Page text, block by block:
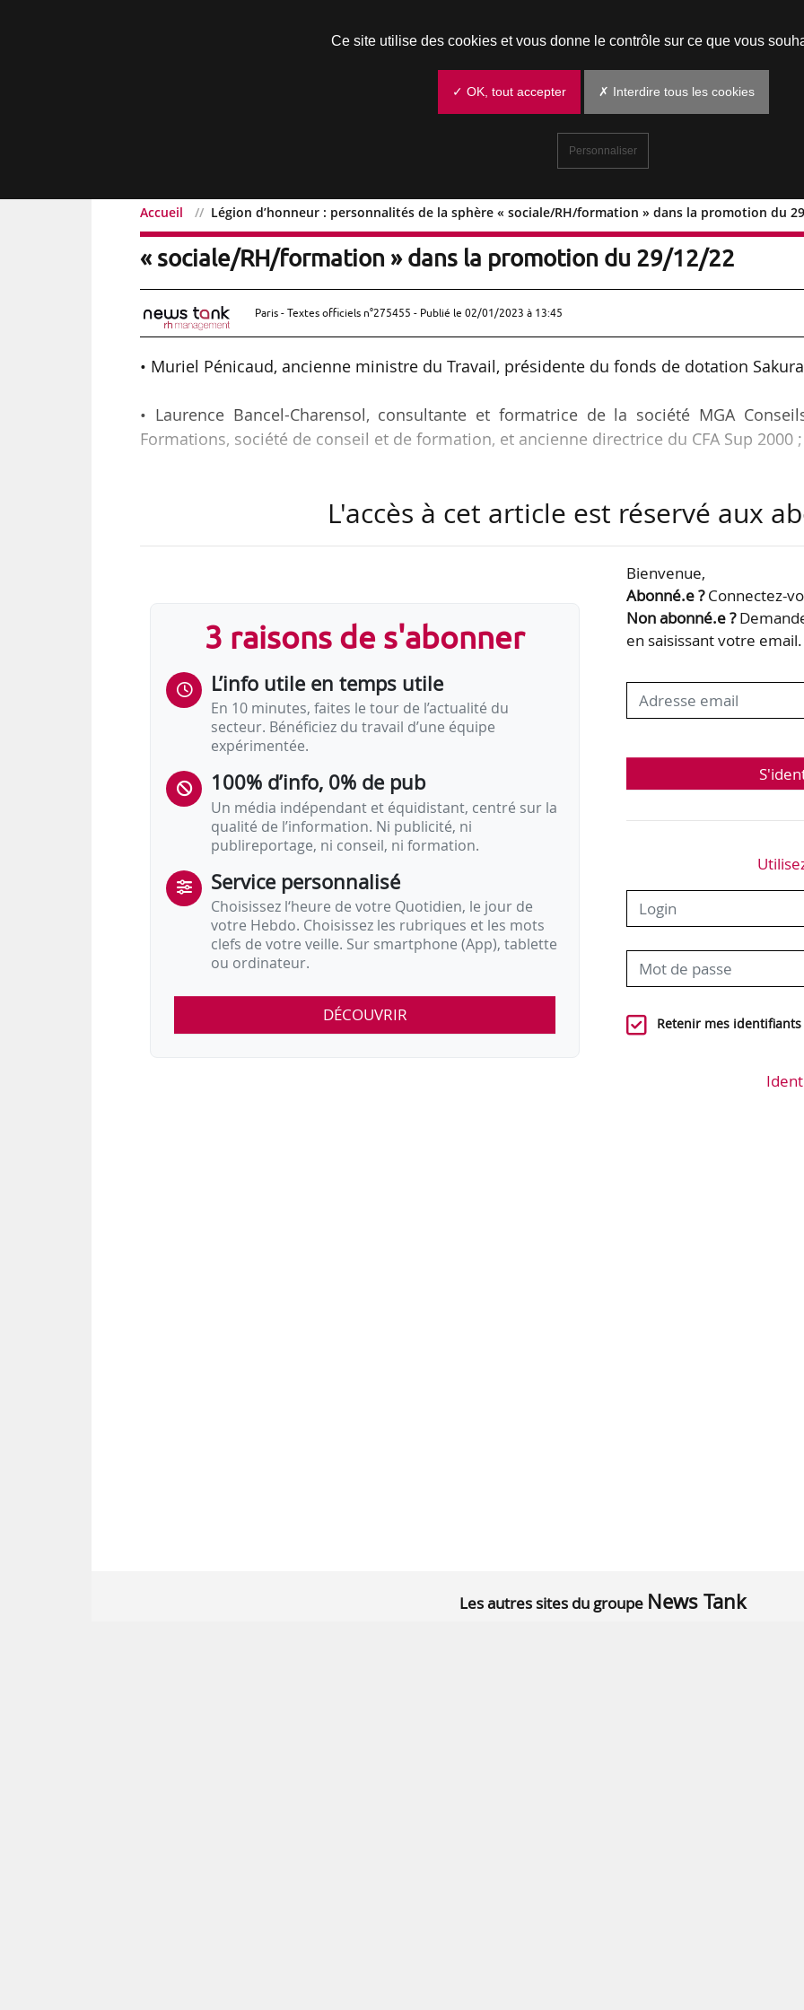
Accueil Légion d’honneur : personnalités de la sphère « sociale/RH/formation » dans la promotion du
Légion d’honneur : personnalités de la sphère
« sociale/RH/formation » dans la promotion du 29/12/22
Paris - Textes officiels n°275455 - Publié le 02/01/2023 à 13:45
• Muriel Pénicaud, ancienne ministre du Travail, présidente du fonds de dotation
• Laurence Bancel-Charensol, consultante et formatrice de la société MGA
Formations, société de conseil et de formation, et ancienne directrice du CFA Sup 2000 ;
• Diane Deperrois, directrice générale d’AXA, membre du comité exécutif
organisation patronale ;
• Patrice Guézou, directeur de la stratégie compétences du cabinet d’expertise
conseil en ressources humaines Sémaphores ;
• Caroline Guillaumin, directrice des ressources humaines et de la
Société Générale jusqu’au 31/12/2022;
• Béatrice Le Terrec, directrice des…
L'accès à cet article est réservé aux
3 raisons de s'abonner
L’info utile en temps utile
En 10 minutes, faites le tour de l’actualité du
secteur. Bénéficiez du travail d’une équipe
expérimentée.
100% d’info, 0% de pub
Un média indépendant et équidistant, centré sur la
qualité de l’information. Ni publicité, ni
publireportage, ni conseil, ni formation.
Service personnalisé
Choisissez l‘heure de votre Quotidien, le jour de
votre Hebdo. Choisissez les rubriques et les mots
clefs de votre veille. Sur smartphone (App), tablette
ou ordinateur.
DÉCOUVRIR
Bienvenue,
Abonné.e ?Connectez-
Non abonné.e ?
en saisissant votre email.
Retenir mes identifiants
Les autres sites du groupe News Tank
Ce site utilise des cookies et vous donne le contrôle sur ce que vous
✓ OK, tout accepter ✗ Interdire tous les cookies
Personnaliser